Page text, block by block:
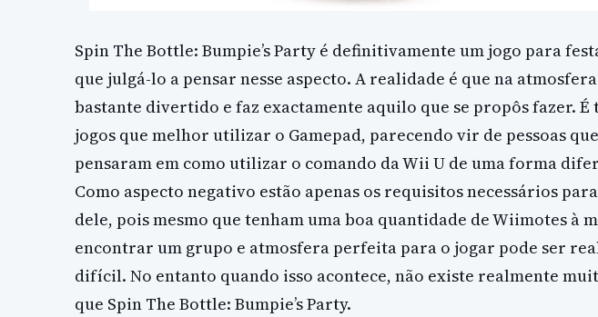
Spin The Bottle: Bumpie’s Party é definitivamente um jogo para
que julgá-lo a pensar nesse aspecto. A realidade é que na
bastante divertido e faz exactamente aquilo que se propôs fazer. É
jogos que melhor utilizar o Gamepad, parecendo vir de pessoas
pensaram em como utilizar o comando da Wii U de uma forma
Como aspecto negativo estão apenas os requisitos necessários
dele, pois mesmo que tenham uma boa quantidade de Wiimotes à
encontrar um grupo e atmosfera perfeita para o jogar pode ser
difícil. No entanto quando isso acontece, não existe realmente
que Spin The Bottle: Bumpie’s Party.